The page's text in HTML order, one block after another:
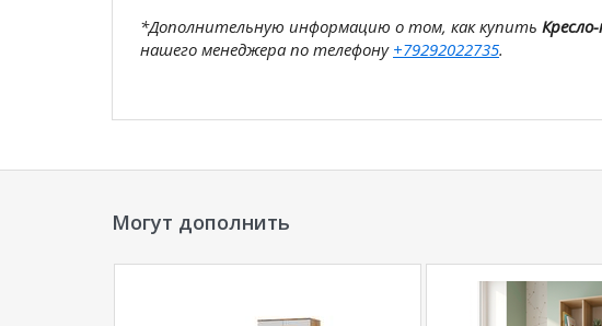
*Дополнительную информацию о том, как купить
нашего менеджера по телефону +79292022735.
магазинаи могут отличаться от цен в розничных
Могут дополнить